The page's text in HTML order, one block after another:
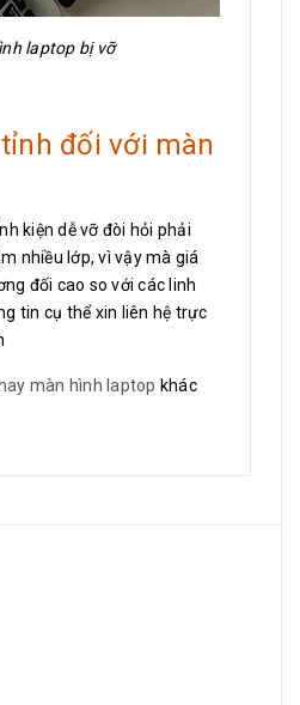
laptop bị vỡ
đối với màn
kiện dễ vỡ đòi hỏi phải
nhiều lớp, vì vậy mà giá
đối cao so với các linh
tin cụ thể xin liên hệ trực
màn hình laptop khác